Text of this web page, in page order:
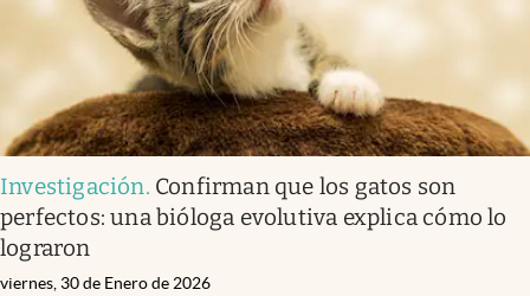
Investigación. Confirman que los gatos son
perfectos: una bióloga evolutiva explica cómo lo
lograron
viernes, 30 de Enero de 2026